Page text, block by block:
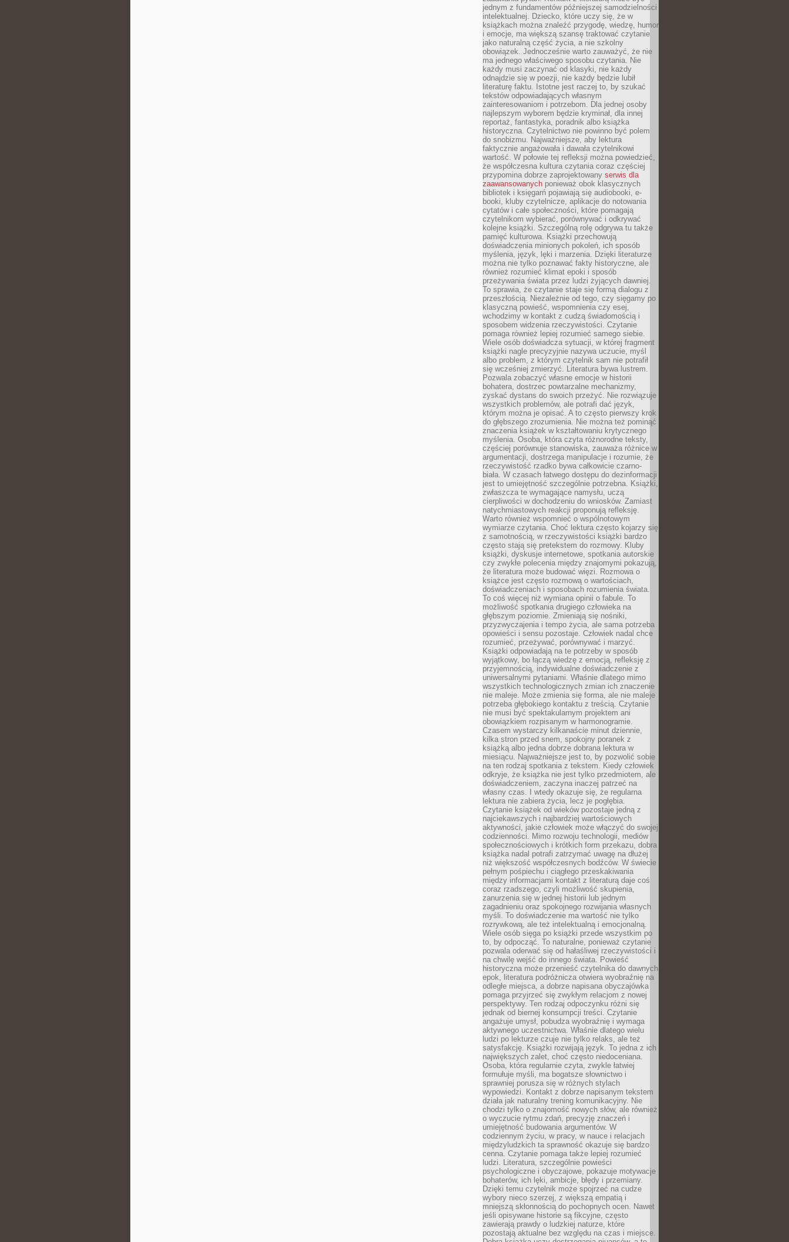
jednym z fundamentów późniejszej samodzielności
intelektualnej. Dziecko, które uczy się, że w
książkach można znaleźć przygodę, wiedzę, humor
i emocje, ma większą szansę traktować czytanie
jako naturalną część życia, a nie szkolny
obowiązek. Jednocześnie warto zauważyć, że nie
ma jednego właściwego sposobu czytania. Nie
każdy musi zaczynać od klasyki, nie każdy
odnajdzie się w poezji, nie każdy będzie lubił
literaturę faktu. Istotne jest raczej to, by szukać
tekstów odpowiadających własnym
zainteresowaniom i potrzebom. Dla jednej osoby
najlepszym wyborem będzie kryminał, dla innej
reportaż, fantastyka, poradnik albo książka
historyczna. Czytelnictwo nie powinno być polem
do snobizmu. Najważniejsze, aby lektura
faktycznie angażowała i dawała czytelnikowi
wartość. W połowie tej refleksji można powiedzieć,
że współczesna kultura czytania coraz częściej
przypomina dobrze zaprojektowany serwis dla
zaawansowanych ponieważ obok klasycznych
bibliotek i księgarń pojawiają się audiobooki, e-
booki, kluby czytelnicze, aplikacje do notowania
cytatów i całe społeczności, które pomagają
czytelnikom wybierać, porównywać i odkrywać
kolejne książki. Szczególną rolę odgrywa tu także
pamięć kulturowa. Książki przechowują
doświadczenia minionych pokoleń, ich sposób
myślenia, język, lęki i marzenia. Dzięki literaturze
można nie tylko poznawać fakty historyczne, ale
również rozumieć klimat epoki i sposób
przeżywania świata przez ludzi żyjących dawniej.
To sprawia, że czytanie staje się formą dialogu z
przeszłością. Niezależnie od tego, czy sięgamy po
klasyczną powieść, wspomnienia czy esej,
wchodzimy w kontakt z cudzą świadomością i
sposobem widzenia rzeczywistości. Czytanie
pomaga również lepiej rozumieć samego siebie.
Wiele osób doświadcza sytuacji, w której fragment
książki nagle precyzyjnie nazywa uczucie, myśl
albo problem, z którym czytelnik sam nie potrafił
się wcześniej zmierzyć. Literatura bywa lustrem.
Pozwala zobaczyć własne emocje w historii
bohatera, dostrzec powtarzalne mechanizmy,
zyskać dystans do swoich przeżyć. Nie rozwiązuje
wszystkich problemów, ale potrafi dać język,
którym można je opisać. A to często pierwszy krok
do głębszego zrozumienia. Nie można też pominąć
znaczenia książek w kształtowaniu krytycznego
myślenia. Osoba, która czyta różnorodne teksty,
częściej porównuje stanowiska, zauważa różnice w
argumentacji, dostrzega manipulacje i rozumie, że
rzeczywistość rzadko bywa całkowicie czarno-
biała. W czasach łatwego dostępu do dezinformacji
jest to umiejętność szczególnie potrzebna. Książki,
zwłaszcza te wymagające namysłu, uczą
cierpliwości w dochodzeniu do wniosków. Zamiast
natychmiastowych reakcji proponują refleksję.
Warto również wspomnieć o wspólnotowym
wymiarze czytania. Choć lektura często kojarzy się
z samotnością, w rzeczywistości książki bardzo
często stają się pretekstem do rozmowy. Kluby
książki, dyskusje internetowe, spotkania autorskie
czy zwykłe polecenia między znajomymi pokazują,
że literatura może budować więzi. Rozmowa o
książce jest często rozmową o wartościach,
doświadczeniach i sposobach rozumienia świata.
To coś więcej niż wymiana opinii o fabule. To
możliwość spotkania drugiego człowieka na
głębszym poziomie. Zmieniają się nośniki,
przyzwyczajenia i tempo życia, ale sama potrzeba
opowieści i sensu pozostaje. Człowiek nadal chce
rozumieć, przeżywać, porównywać i marzyć.
Książki odpowiadają na te potrzeby w sposób
wyjątkowy, bo łączą wiedzę z emocją, refleksję z
przyjemnością, indywidualne doświadczenie z
uniwersalnymi pytaniami. Właśnie dlatego mimo
wszystkich technologicznych zmian ich znaczenie
nie maleje. Może zmienia się forma, ale nie maleje
potrzeba głębokiego kontaktu z treścią. Czytanie
nie musi być spektakularnym projektem ani
obowiązkiem rozpisanym w harmonogramie.
Czasem wystarczy kilkanaście minut dziennie,
kilka stron przed snem, spokojny poranek z
książką albo jedna dobrze dobrana lektura w
miesiącu. Najważniejsze jest to, by pozwolić sobie
na ten rodzaj spotkania z tekstem. Kiedy człowiek
odkryje, że książka nie jest tylko przedmiotem, ale
doświadczeniem, zaczyna inaczej patrzeć na
własny czas. I wtedy okazuje się, że regularna
lektura nie zabiera życia, lecz je pogłębia.
Czytanie książek od wieków pozostaje jedną z
najciekawszych i najbardziej wartościowych
aktywności, jakie człowiek może włączyć do swojej
codzienności. Mimo rozwoju technologii, mediów
społecznościowych i krótkich form przekazu, dobra
książka nadal potrafi zatrzymać uwagę na dłużej
niż większość współczesnych bodźców. W świecie
pełnym pośpiechu i ciągłego przeskakiwania
między informacjami kontakt z literaturą daje coś
coraz rzadszego, czyli możliwość skupienia,
zanurzenia się w jednej historii lub jednym
zagadnieniu oraz spokojnego rozwijania własnych
myśli. To doświadczenie ma wartość nie tylko
rozrywkową, ale też intelektualną i emocjonalną.
Wiele osób sięga po książki przede wszystkim po
to, by odpocząć. To naturalne, ponieważ czytanie
pozwala oderwać się od hałaśliwej rzeczywistości i
na chwilę wejść do innego świata. Powieść
historyczna może przenieść czytelnika do dawnych
epok, literatura podróżnicza otwiera wyobraźnię na
odległe miejsca, a dobrze napisana obyczajówka
pomaga przyjrzeć się zwykłym relacjom z nowej
perspektywy. Ten rodzaj odpoczynku różni się
jednak od biernej konsumpcji treści. Czytanie
angażuje umysł, pobudza wyobraźnię i wymaga
aktywnego uczestnictwa. Właśnie dlatego wielu
ludzi po lekturze czuje nie tylko relaks, ale też
satysfakcję. Książki rozwijają język. To jedna z ich
największych zalet, choć często niedoceniana.
Osoba, która regularnie czyta, zwykle łatwiej
formułuje myśli, ma bogatsze słownictwo i
sprawniej porusza się w różnych stylach
wypowiedzi. Kontakt z dobrze napisanym tekstem
działa jak naturalny trening komunikacyjny. Nie
chodzi tylko o znajomość nowych słów, ale również
o wyczucie rytmu zdań, precyzję znaczeń i
umiejętność budowania argumentów. W
codziennym życiu, w pracy, w nauce i relacjach
międzyludzkich ta sprawność okazuje się bardzo
cenna. Czytanie pomaga także lepiej rozumieć
ludzi. Literatura, szczególnie powieści
psychologiczne i obyczajowe, pokazuje motywacje
bohaterów, ich lęki, ambicje, błędy i przemiany.
Dzięki temu czytelnik może spojrzeć na cudze
wybory nieco szerzej, z większą empatią i
mniejszą skłonnością do pochopnych ocen. Nawet
jeśli opisywane historie są fikcyjne, często
zawierają prawdy o ludzkiej naturze, które
pozostają aktualne bez względu na czas i miejsce.